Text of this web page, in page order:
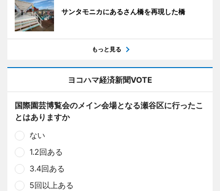
サンタモニカにあるさん橋を再現した橋
もっと見る
ヨコハマ経済新聞VOTE
国際園芸博覧会のメイン会場となる瀬谷区に行ったこ
とはありますか
ない
1.2回ある
3.4回ある
5回以上ある